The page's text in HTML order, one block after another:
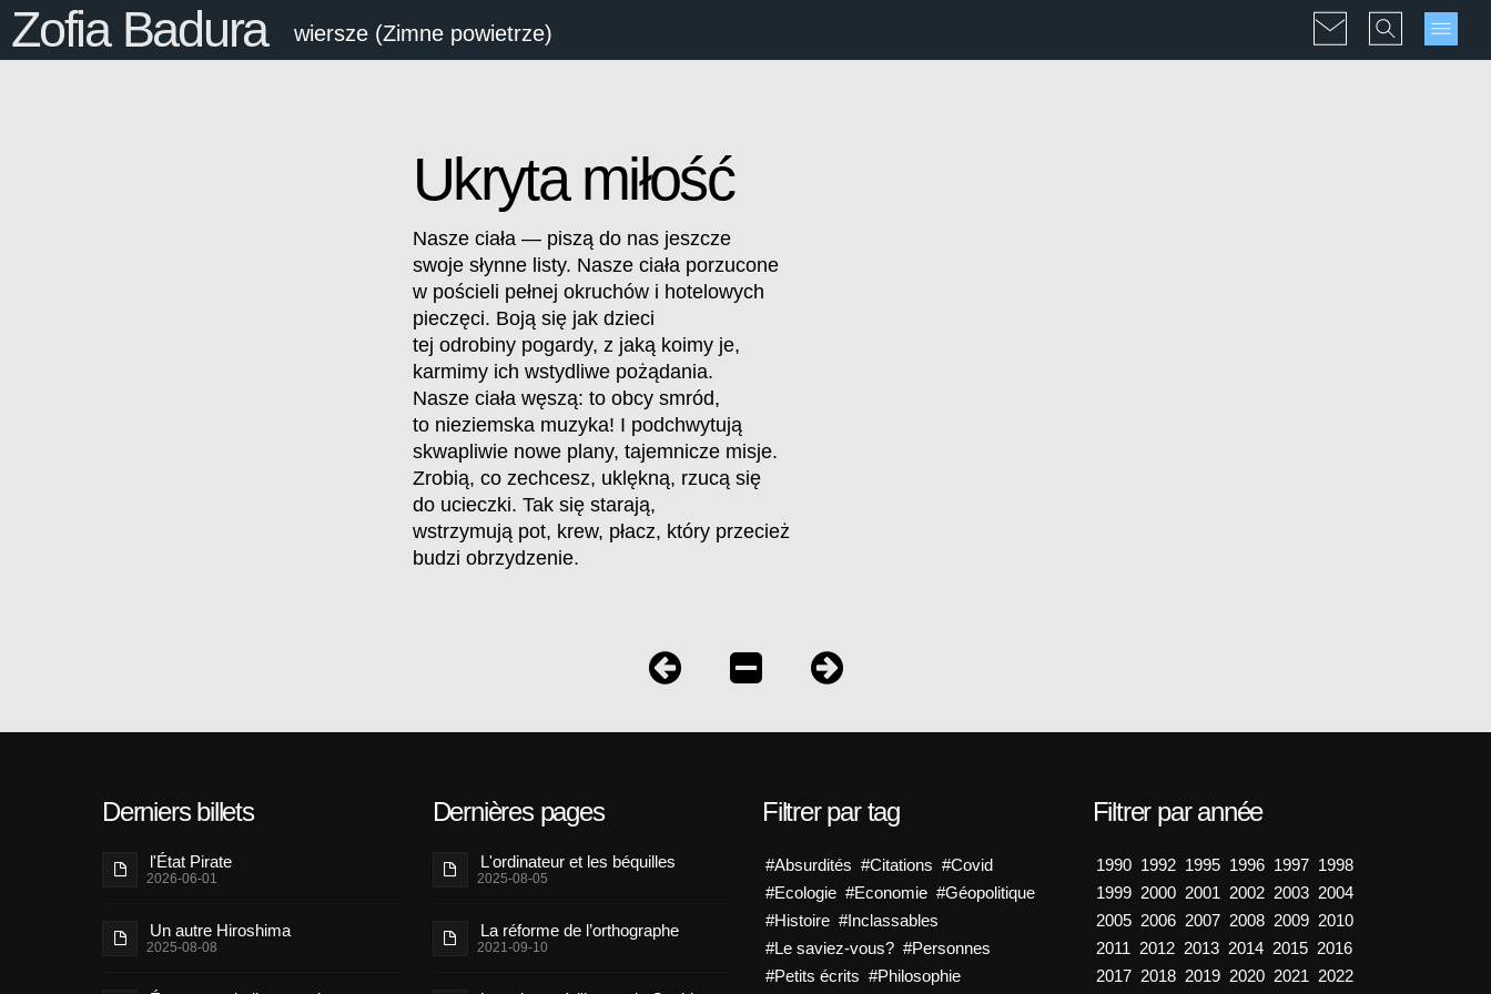
Zofia Badura wiersze (Zimne powietrze)
Ukryta miłość
Nasze ciała — piszą do nas jeszcze
swoje słynne listy. Nasze ciała porzucone
w pościeli pełnej okruchów i hotelowych
pieczęci. Boją się jak dzieci
tej odrobiny pogardy, z jaką koimy je,
karmimy ich wstydliwe pożądania.
Nasze ciała węszą: to obcy smród,
to nieziemska muzyka! I podchwytują
skwapliwie nowe plany, tajemnicze misje.
Zrobią, co zechcesz, uklękną, rzucą się
do ucieczki. Tak się starają,
wstrzymują pot, krew, płacz, który przecież
budzi obrzydzenie.
Derniers billets
l'État Pirate
2026-06-01
Un autre Hiroshima
2025-08-08
Dernières pages
L'ordinateur et les béquilles
2025-08-05
La réforme de l’orthographe
2021-09-10
Filtrer par tag
#Absurdités #Citations #Covid
#Ecologie #Economie #Géopolitique
#Histoire #Inclassables
#Le saviez-vous? #Personnes
#Petits écrits #Philosophie
Filtrer par année
1990 1992 1995 1996 1997 1998
1999 2000 2001 2002 2003 2004
2005 2006 2007 2008 2009 2010
2011 2012 2013 2014 2015 2016
2017 2018 2019 2020 2021 2022